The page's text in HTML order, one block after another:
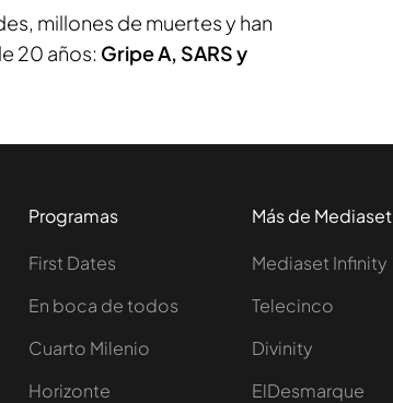
millones de muertes y han
20 años: Gripe A, SARS y
Programas
First Dates
En boca de todos
Cuarto Milenio
Horizonte
Más de Mediaset
Mediaset Infinity
Telecinco
Divinity
ElDesmarque